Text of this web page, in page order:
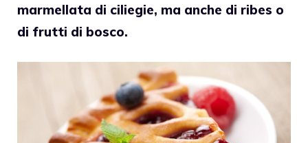
marmellata di ciliegie, ma anche di ribes o
di frutti di bosco.